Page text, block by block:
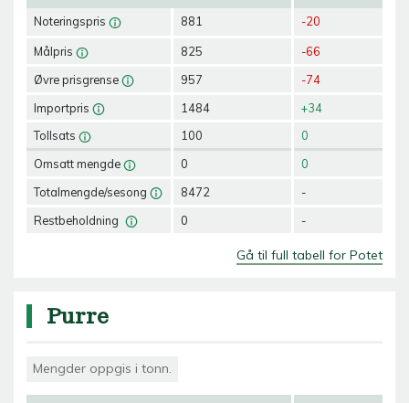
Noteringspris
Målpris
Øvre prisgrense
Importpris
Tollsats
Omsatt mengde
Totalmengde/sesong
Restbeholdning
881
825
957
1484
100
0
8472
0
-20
-66
-74
+34
0
0
-
-
Gå til full tabell for Potet
Purre
Mengder oppgis i tonn.